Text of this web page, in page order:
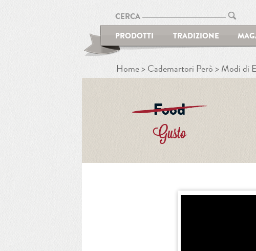
CERCA
PRODOTTI
TRADIZIONE
Home Cademartori Però Modi di
Food
Gusto